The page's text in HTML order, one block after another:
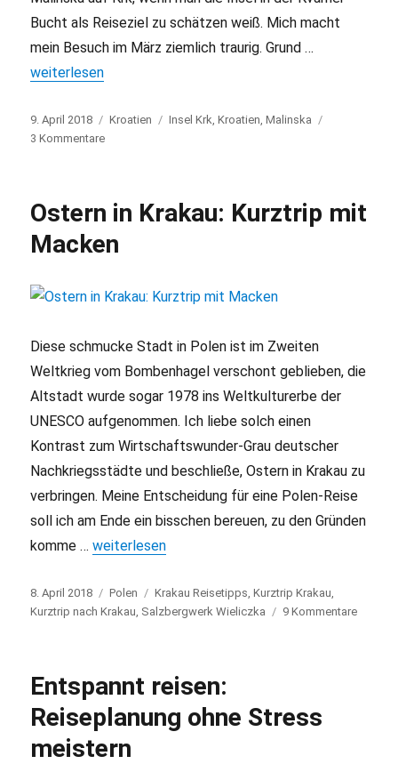
Bucht als Reiseziel zu schätzen weiß. Mich macht
mein Besuch im März ziemlich traurig. Grund …
„Bausünden in Malinska auf Krk“
weiterlesen
Veröffentlicht
am
9. April 2018 Kategorien
Kroatien Schlagwörter
Insel Krk ,Kroatien ,Malinska
3 Kommentare
auf
Ostern in Krakau: Kurztrip mit
Macken
Diese schmucke Stadt in Polen ist im Zweiten
Weltkrieg vom Bombenhagel verschont geblieben, die
Altstadt wurde sogar 1978 ins Weltkulturerbe der
UNESCO aufgenommen. Ich liebe solch einen
Kontrast zum Wirtschaftswunder-Grau deutscher
Nachkriegsstädte und beschließe, Ostern in Krakau zu
verbringen. Meine Entscheidung für eine Polen-Reise
soll ich am Ende ein bisschen bereuen, zu den Gründen
komme …„Ostern in Krakau: Kurztrip mit Macken“
weiterlesen
Veröffentlicht
am
8. April 2018 Kategorien
Polen Schlagwörter
Krakau Reisetipps ,Kurztrip Krakau
Kurztrip nach Krakau Salzbergwerk Wieliczka 9 Kommentare
Entspannt reisen:
Reiseplanung ohne Stress
meistern